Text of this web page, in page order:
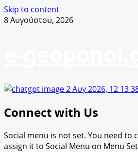
Skip to content
8 Αυγούστου, 2026
Connect with Us
Social menu is not set. You need to
assign it to Social Menu on Menu